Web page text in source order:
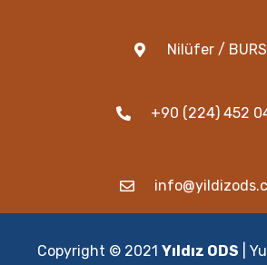
Nilüfer /
+90 (224) 452
Copyright © 2021 Yıldız ODS